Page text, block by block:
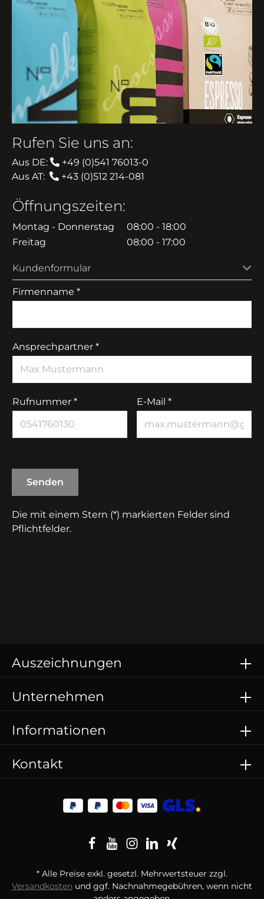
Rufen Sie uns an:
Aus DE:
+49 (0)541 76013-0
Aus AT:
+43 (0)512 214-081
Öffnungszeiten:
Montag - Donnerstag
08:00 - 18:00
Freitag
08:00 - 17:00
Kundenformular
Firmenname *
Ansprechpartner *
Rufnummer * E-Mail *
Senden
Die mit einem Stern (*) markierten Felder sind
Pflichtfelder.
Auszeichnungen
Kontakt
Unternehmen
Informationen
* Alle Preise exkl. gesetzl. Mehrwertsteuer zzgl.
Versandkosten und ggf. Nachnahmegebühren, wenn nicht